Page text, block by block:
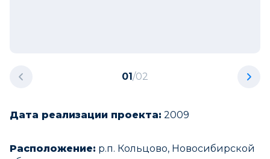
01/02
Дата реализации проекта: 2009
Расположение: р.п. Кольцово, Новосибирской